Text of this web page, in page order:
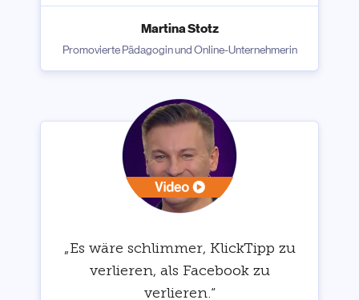
Martina Stotz
Promovierte Pädagogin und Online-Unternehmerin
„Es wäre schlimmer, KlickTipp zu
verlieren, als Facebook zu
verlieren.“